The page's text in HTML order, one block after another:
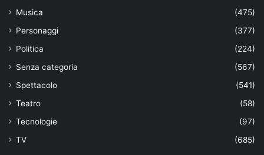
Musica
(475)
Personaggi
(377)
Politica
(224)
Senza categoria
(567)
Spettacolo
(541)
Teatro
(58)
Tecnologie
(97)
TV
(685)